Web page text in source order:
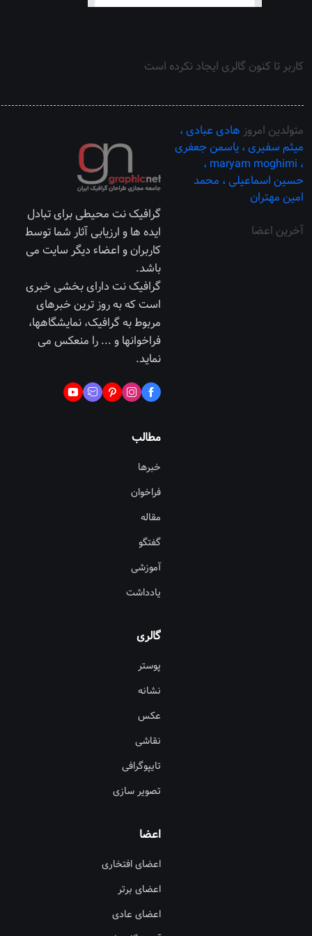
کاربر تا کنون گالری ایجاد نکرده است
متولدین امروز هادی عبادی ،
میثم سفیری ،یاسمن جعفری
، maryam moghimi ،
حسین اسماعیلی ، محمد
امین مهتران
آخرین اعضا
گرافیک نت محیطی برای تبادل
ایده ها و ارزیابی آثار شما توسط
کاربران و اعضاء دیگر سایت می
باشد.
گرافیک نت دارای بخشی خبری
است که به روز ترین خبرهای
مربوط به گرافیک، نمایشگاهها،
فراخوانها و ... را منعکس می
نماید.
مطالب
خبرها
فراخوان
مقاله
گفتگو
آموزشی
یادداشت
گالری
پوستر
نشانه
عکس
نقاشی
تایپوگرافی
تصویر سازی
اعضا
اعضای افتخاری
اعضای برتر
اعضای عادی